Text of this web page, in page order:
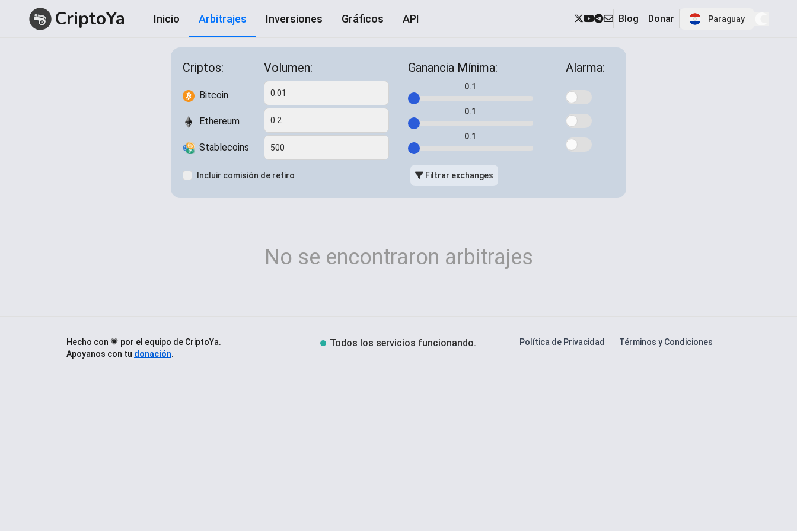
CriptoYa Inicio Arbitrajes Inversiones Gráficos API Blog Donar Paraguay
Criptos:
Bitcoin
Ethereum
Stablecoins
Volumen: GananciaMínima:
0.1
0.1
0.1
Alarma:
Incluir comisión de retiro Filtrar exchanges
No se encontraron arbitrajes
Hecho con 💗 por el equipo de CriptoYa.
Apoyanos con tu donación.
Todos los servicios funcionando. Política de Privacidad Términos y Condiciones